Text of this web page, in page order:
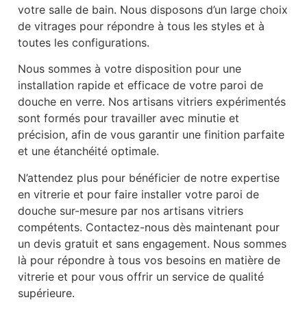
votre salle de bain. Nous disposons d’un large choix
de vitrages pour répondre à tous les styles et à
toutes les configurations.
Nous sommes à votre disposition pour une
installation rapide et efficace de votre paroi de
douche en verre. Nos artisans vitriers expérimentés
sont formés pour travailler avec minutie et
précision, afin de vous garantir une finition parfaite
et une étanchéité optimale.
N’attendez plus pour bénéficier de notre expertise
en vitrerie et pour faire installer votre paroi de
douche sur-mesure par nos artisans vitriers
compétents. Contactez-nous dès maintenant pour
un devis gratuit et sans engagement. Nous sommes
là pour répondre à tous vos besoins en matière de
vitrerie et pour vous offrir un service de qualité
supérieure.